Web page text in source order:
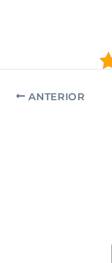
ANTERIOR